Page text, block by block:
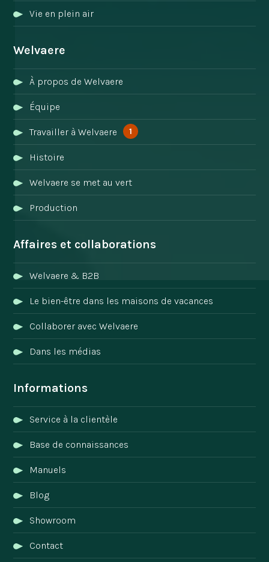
Vie en plein air
Welvaere
À propos de Welvaere
Équipe
Travailler à Welvaere 1
Histoire
Welvaere se met au vert
Production
Affaires et collaborations
Welvaere & B2B
Le bien-être dans les maisons de vacances
Collaborer avec Welvaere
Dans les médias
Informations
Service à la clientèle
Base de connaissances
Manuels
Blog
Showroom
Contact